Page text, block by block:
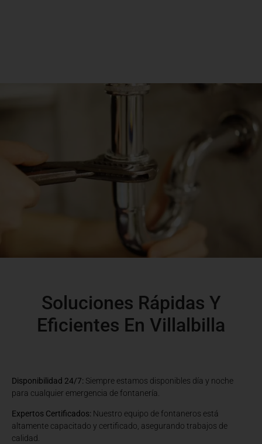
Soluciones Rápidas Y
Eficientes En Villalbilla
Disponibilidad 24/7: Siempre estamos disponibles día y noche
para cualquier emergencia de fontanería.
Expertos Certificados: Nuestro equipo de fontaneros está
altamente capacitado y certificado, asegurando trabajos de
calidad.